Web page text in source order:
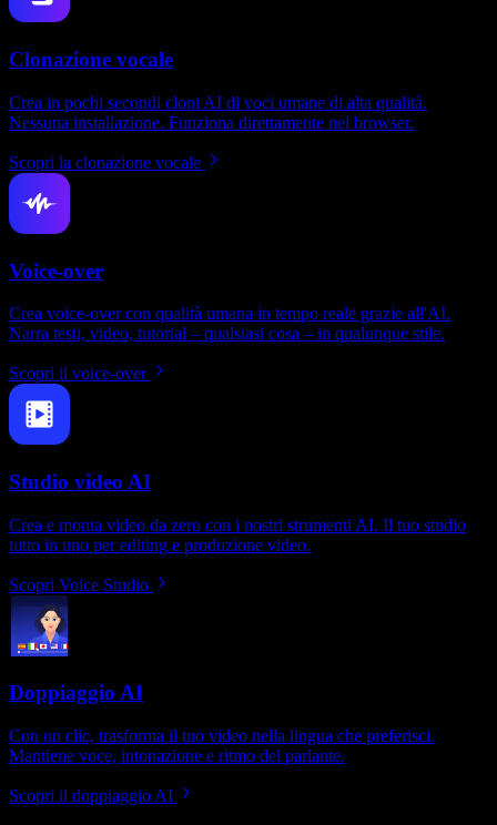
Clonazione vocale
Crea in pochi secondi cloni AI di voci umane di alta qualità.
Nessuna installazione. Funziona direttamente nel browser.
Scopri la clonazione vocale
Voice-over
Crea voice-over con qualità umana in tempo reale grazie all'AI.
Narra testi, video, tutorial – qualsiasi cosa – in qualunque stile.
Scopri il voice-over
Studio video AI
Crea e monta video da zero con i nostri strumenti AI. Il tuo studio
tutto in uno per editing e produzione video.
Scopri Voice Studio
Doppiaggio AI
Con un clic, trasforma il tuo video nella lingua che preferisci.
Mantiene voce, intonazione e ritmo del parlante.
Scopri il doppiaggio AI